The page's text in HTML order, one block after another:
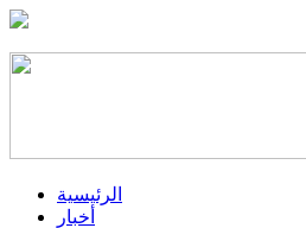
الرئيسية
أخبار